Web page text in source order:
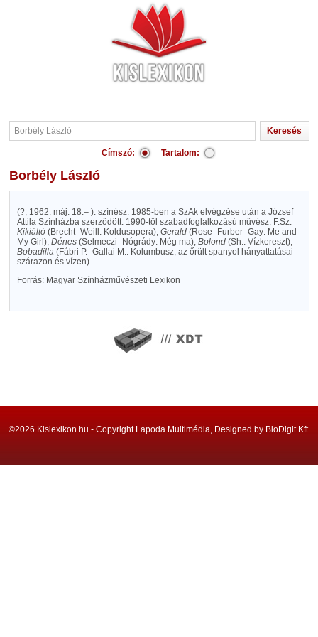
Címszó: Tartalom:
Borbély László
(?, 1962. máj. 18.– ): színész. 1985-ben a SzAk elvégzése után a József
Attila Színházba szerződött. 1990-től szabadfoglalkozású művész. F.Sz.
Kikiáltó(Brecht–Weill: Koldusopera); Gerald(Rose–Furber–Gay: Me and
My Girl); Dénes(Selmeczi–Nógrády: Még ma); Bolond(Sh.: Vízkereszt);
Bobadilla(Fábri P.–Gallai M.: Kolumbusz, az őrült spanyol hányattatásai
szárazon és vízen).
Forrás: Magyar Színházművészeti Lexikon
©2026 Kislexikon.hu - Copyright Lapoda Multimédia, Designed by BioDigit Kft.